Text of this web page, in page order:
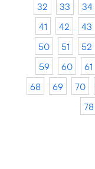
32
33 34
41
42 43
50
51 52
59
60 61
68
69 70
78